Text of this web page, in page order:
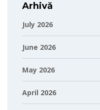
Arhivă
July 2026
June 2026
May 2026
April 2026